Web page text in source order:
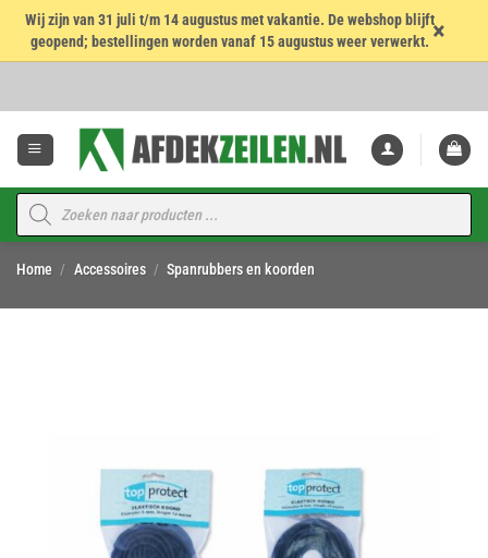
Wij zijn van 31 juli t/m 14 augustus met vakantie. De webshop blijft
geopend; bestellingen worden vanaf 15 augustus weer verwerkt. ×
Producten
zoeken
Home / Accessoires / Spanrubbers en koorden